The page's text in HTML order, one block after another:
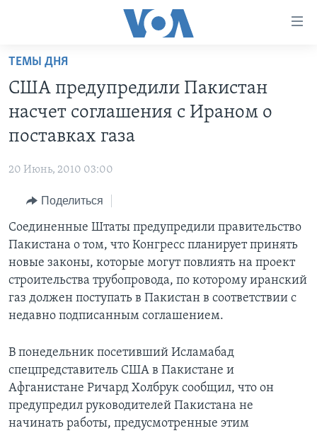
Перейти
основной
контент
основной
Перейти
поиск
ПРОГРАММЫ
ИТОГИ
ПОЧЕМУ ЭТО ВАЖНО?
ДИСКУССИЯ VOA
НЬЮ-ЙОРК NEW YORK
АМЕРИКА. БОЛЬШОЕ ПУТЕШЕСТВИЕ
НАША АМЕРИКАНСКАЯ ИСТОРИЯ
А КАК В АМЕРИКЕ?
АРТЕФАКТЫ
АМЕРИКАНСКИЕ ГОРОДКИ
ТЕСТЫ
ИНТЕРВЬЮ
ФАКТЫ ПРОТИВ ФЕЙКОВ
ЗА СВОБОДУ ПРЕССЫ
УЧИМ АНГЛИЙСКИЙ
ВИДЕО
ПОДПИСКА НА НОВОСТИ
СОЦИАЛЬНЫЕ СЕТИ
ТЕМЫ ДНЯ
США предупредили Пакистан
насчет соглашения с Ираном о
поставках газа
20 Июнь, 2010 03:00
Поделиться
Соединенные Штаты предупредили правительство
Пакистана о том, что Конгресс планирует принять
новые законы, которые могут повлиять на проект
строительства трубопровода, по которому иранский
газ должен поступать в Пакистан в соответствии с
недавно подписанным соглашением.
В понедельник посетивший Исламабад
спецпредставитель США в Пакистане и
Афганистане Ричард Холбрук сообщил, что он
предупредил руководителей Пакистана не
начинать работы, предусмотренные этим